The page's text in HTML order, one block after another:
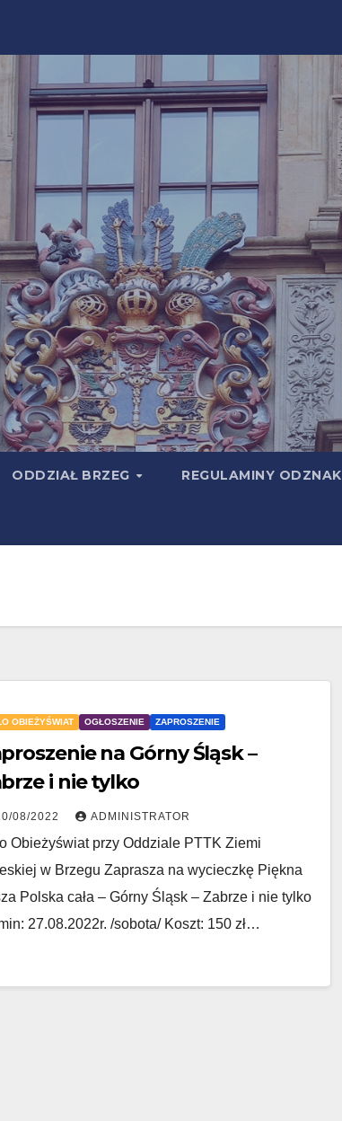
ODDZIAŁ BRZEG REGULAMINY ODZNAK
OBIEŻYŚWIAT OGŁOSZENIE ZAPROSZENIE
na Górny Śląsk –
i nie tylko
08/2022 ADMINISTRATOR
Obieżyświat przy Oddziale PTTK Ziemi
w Brzegu Zaprasza na wycieczkę Piękna
Polska cała – Górny Śląsk – Zabrze i nie tylko
27.08.2022r. /sobota/ Koszt: 150 zł…